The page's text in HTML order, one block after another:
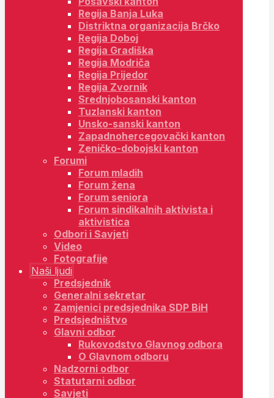
Regija Banja Luka
Distriktna organizacija Brčko
Regija Doboj
Regija Gradiška
Regija Modriča
Regija Prijedor
Regija Zvornik
Srednjobosanski kanton
Tuzlanski kanton
Unsko-sanski kanton
Zapadnohercegovački kanton
Zeničko-dobojski kanton
Forumi
Forum mladih
Forum žena
Forum seniora
Forum sindikalnih aktivista i
aktivistica
Odbori i Savjeti
Video
Fotografije
Naši ljudi
Predsjednik
Generalni sekretar
Zamjenici predsjednika SDP BiH
Predsjedništvo
Glavni odbor
Rukovodstvo Glavnog odbora
O Glavnom odboru
Nadzorni odbor
Statutarni odbor
Savjeti